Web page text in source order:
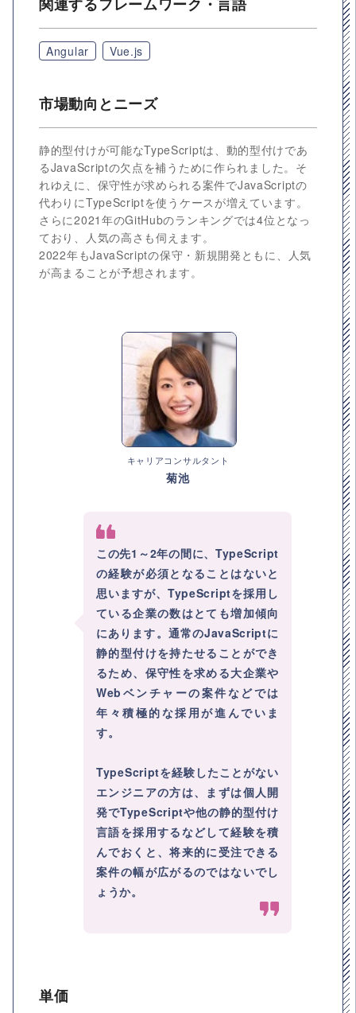
関連するフレームワーク・言語
Angular Vue.js
市場動向とニーズ
静的型付けが可能なTypeScriptは、動的型付けであ
るJavaScriptの欠点を補うために作られました。そ
れゆえに、保守性が求められる案件でJavaScriptの
代わりにTypeScriptを使うケースが増えています。
さらに2021年のGitHubのランキングでは4位となっ
ており、人気の高さも伺えます。
2022年もJavaScriptの保守・新規開発ともに、人気
が高まることが予想されます。
キャリアコンサルタント
菊池
この先1～2年の間に、TypeScript
の経験が必須となることはないと
思いますが、TypeScriptを採用し
ている企業の数はとても増加傾向
にあります。通常のJavaScriptに
静的型付けを持たせることができ
るため、保守性を求める大企業や
Webベンチャーの案件などでは
年々積極的な採用が進んでいま
す。
TypeScriptを経験したことがない
エンジニアの方は、まずは個人開
発でTypeScriptや他の静的型付け
言語を採用するなどして経験を積
んでおくと、将来的に受注できる
案件の幅が広がるのではないでし
ょうか。
単価